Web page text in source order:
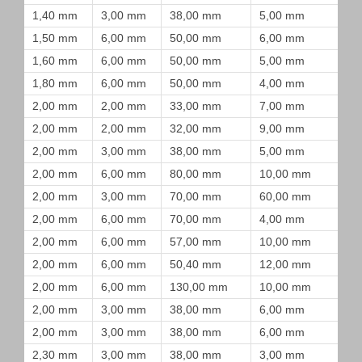
1,40 mm
3,00 mm 38,00 mm
5,00 mm
1,50 mm
6,00 mm 50,00 mm
6,00 mm
1,60 mm
6,00 mm 50,00 mm
5,00 mm
1,80 mm
6,00 mm 50,00 mm
4,00 mm
2,00 mm
2,00 mm 33,00 mm
7,00 mm
2,00 mm
2,00 mm 32,00 mm
9,00 mm
2,00 mm
3,00 mm 38,00 mm
5,00 mm
2,00 mm
6,00 mm 80,00 mm
10,00 mm
2,00 mm
3,00 mm 70,00 mm
60,00 mm
2,00 mm
6,00 mm 70,00 mm
4,00 mm
2,00 mm
6,00 mm 57,00 mm
10,00 mm
2,00 mm
6,00 mm 50,40 mm
12,00 mm
2,00 mm
6,00 mm 130,00 mm
10,00 mm
2,00 mm
3,00 mm 38,00 mm
6,00 mm
2,00 mm
3,00 mm 38,00 mm
6,00 mm
2,30 mm
3,00 mm 38,00 mm
3,00 mm